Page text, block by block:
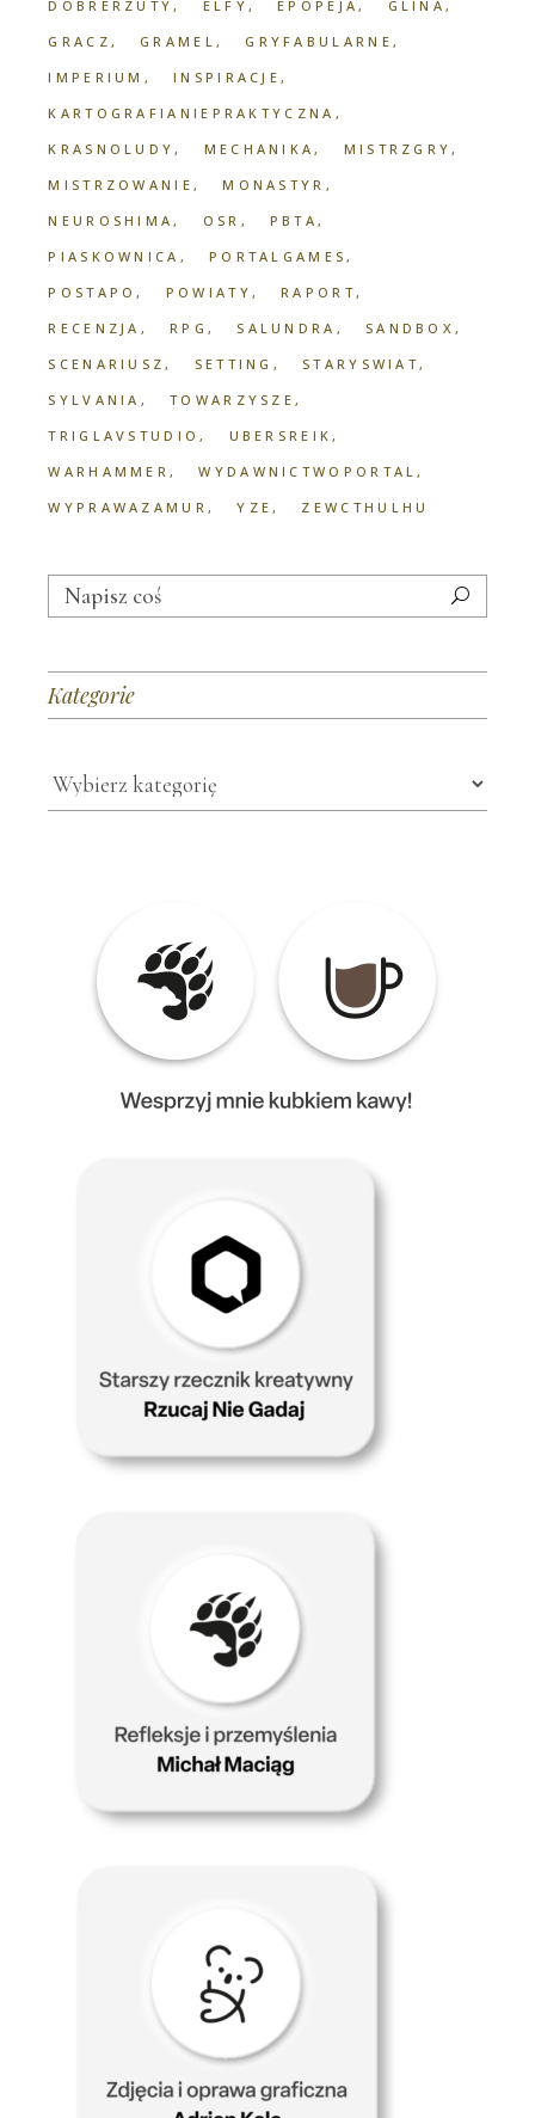
DOBRERZUTY ELFY EPOPEJA
GLINA
GRACZ
GRAMEL
GRYFABULARNE
IMPERIUM
INSPIRACJE
KARTOGRAFIANIEPRAKTYCZNA
KRASNOLUDY
MECHANIKA
MISTRZGRY
MISTRZOWANIE
MONASTYR
NEUROSHIMA
OSR
PBTA
PIASKOWNICA
PORTALGAMES
POSTAPO
POWIATY
RAPORT
RECENZJA
RPG SALUNDRA
SANDBOX
SCENARIUSZ
SETTING
STARYSWIAT
SYLVANIA
TOWARZYSZE
TRIGLAVSTUDIO
UBERSREIK
WARHAMMER
WYDAWNICTWOPORTAL
WYPRAWAZAMUR
YZE ZEWCTHULHU
Search
for:
Kategorie